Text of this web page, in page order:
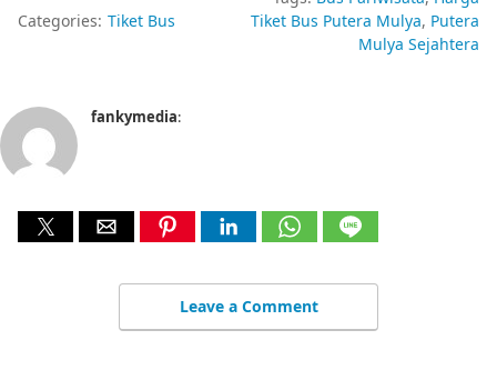
Categories: Tiket Bus
Tiket Bus Putera Mulya Putera
Mulya Sejahtera
fankymedia:
Leave a Comment